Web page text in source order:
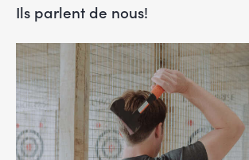
Ils parlent de nous!